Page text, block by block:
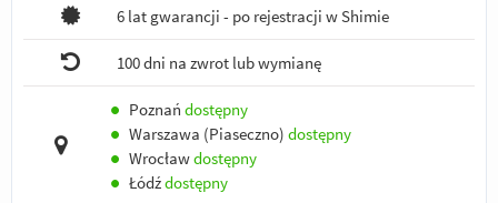
6 lat gwarancji - po rejestracji w Shimie
100 dni na zwrot lub wymianę
● Poznań dostępny
● Warszawa (Piaseczno) dostępny
● Wrocławdostępny
● Łódźdostępny